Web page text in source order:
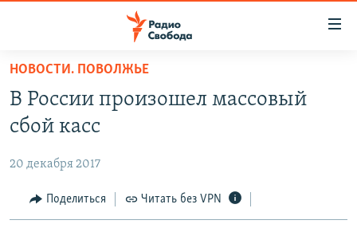
упрощенного
доступа
Вернуться
основному
Вернутся
ПОДКАСТЫ
ЦИТАТЫ СВОБОДЫ
МНЕНИЯ
НОВОСТИ. ПОВОЛЖЬЕ
В России произошел массовый
сбой касс
20 декабря 2017
Поделиться Читать без VPN